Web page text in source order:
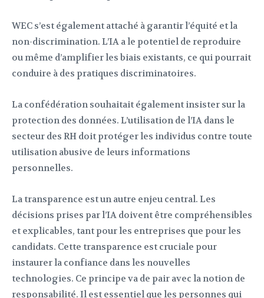
WEC s’est également attaché à garantir l’équité et la
non-discrimination. L’IA a le potentiel de reproduire
ou même d’amplifier les biais existants, ce qui pourrait
conduire à des pratiques discriminatoires.
La confédération souhaitait également insister sur la
protection des données. L’utilisation de l’IA dans le
secteur des RH doit protéger les individus contre toute
utilisation abusive de leurs informations
personnelles.
La transparence est un autre enjeu central. Les
décisions prises par l’IA doivent être compréhensibles
et explicables, tant pour les entreprises que pour les
candidats. Cette transparence est cruciale pour
instaurer la confiance dans les nouvelles
technologies. Ce principe va de pair avec la notion de
responsabilité. Il est essentiel que les personnes qui